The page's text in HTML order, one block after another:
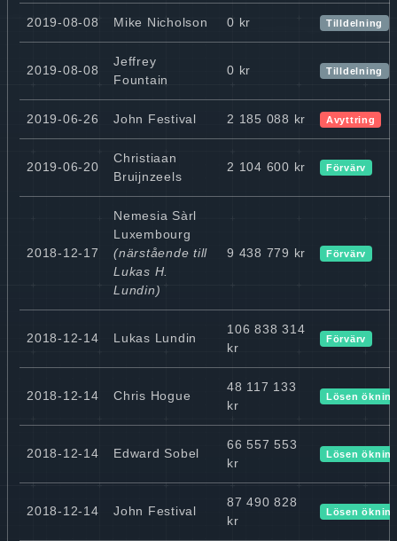
2019-08-08 Mike Nicholson 0 kr Tilldelning
2019-08-08
Jeffrey
Fountain
0 kr Tilldelning
2019-06-26 John Festival 2 185 088 kr Avyttring
2019-06-20
Christiaan
Bruijnzeels
2 104 600 kr Förvärv
2018-12-17
Nemesia Sàrl
Luxembourg
(närstående till
Lukas H.
Lundin)
9 438 779 kr Förvärv
2018-12-14 Lukas Lundin
106 838 314
kr
Förvärv
2018-12-14 Chris Hogue
48 117 133
kr
Lösen
2018-12-14 Edward Sobel
66 557 553
kr
Lösen
2018-12-14 John Festival
87 490 828
kr
Lösen